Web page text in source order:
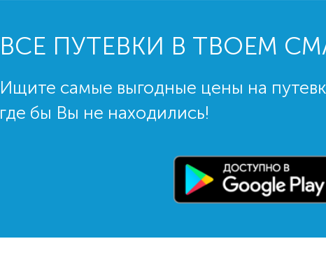
ВСЕ ПУТЕВКИ В ТВОЕМ
Ищите самые выгодные цены на
где бы Вы не находились!